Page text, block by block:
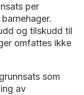
per
og tilskudd til
omfattes ikke
som
av